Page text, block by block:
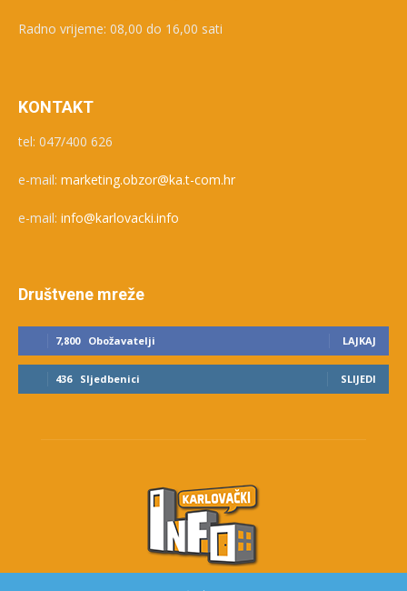
Radno vrijeme: 08,00 do 16,00 sati
KONTAKT
tel: 047/400 626
e-mail: marketing.obzor@ka.t-com.hr
e-mail: info@karlovacki.info
Društvene mreže
7,800 Obožavatelji LAJKAJ
436 Sljedbenici SLIJEDI